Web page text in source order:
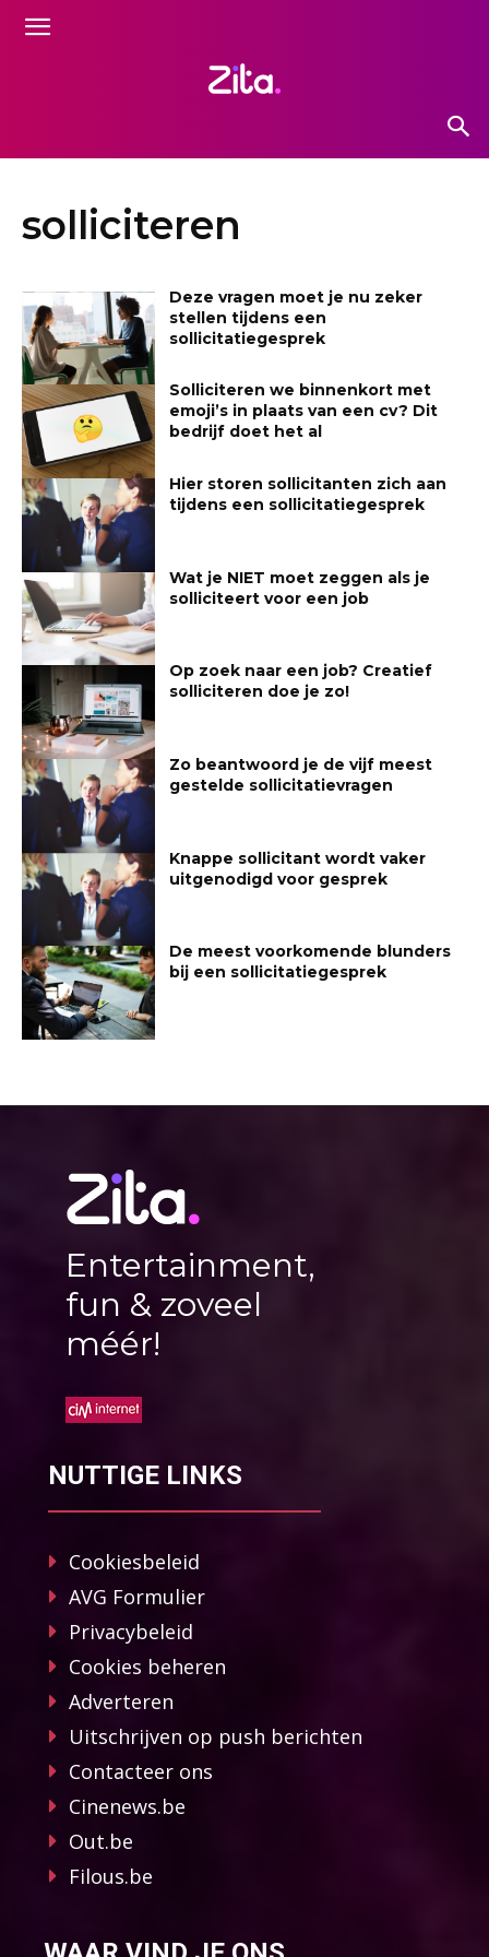
solliciteren
Deze vragen moet je nu zeker
stellen tijdens een
sollicitatiegesprek
Solliciteren we binnenkort met
emoji’s in plaats van een cv? Dit
bedrijf doet het al
Hier storen sollicitanten zich aan
tijdens een sollicitatiegesprek
Wat je NIET moet zeggen als je
solliciteert voor een job
Op zoek naar een job? Creatief
solliciteren doe je zo!
Zo beantwoord je de vijf meest
gestelde sollicitatievragen
Knappe sollicitant wordt vaker
uitgenodigd voor gesprek
De meest voorkomende blunders
bij een sollicitatiegesprek
Entertainment,
fun & zoveel
méér!
NUTTIGE LINKS
Cookiesbeleid
AVG Formulier
Privacybeleid
Cookies beheren
Adverteren
Uitschrijven op push berichten
Contacteer ons
Cinenews.be
Out.be
Filous.be